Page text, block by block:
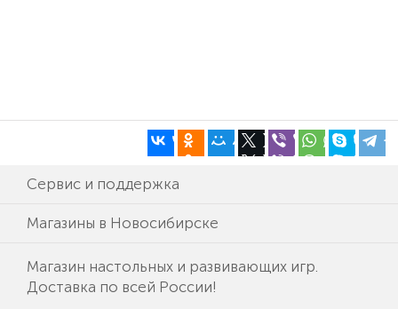
Сервис и поддержка
Магазины в Новосибирске
Магазин настольных и развивающих игр.
Доставка по всей России!